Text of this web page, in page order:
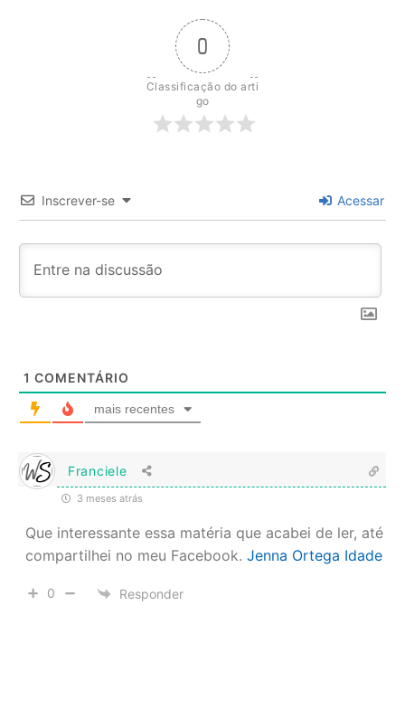
0
Classificação do arti
go
Inscrever-se Acessar
1 COMENTÁRIO
mais recentes
Franciele
3 meses atrás
Que interessante essa matéria que acabei de ler, até
compartilhei no meu Facebook. Jenna Ortega Idade
0 Responder